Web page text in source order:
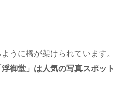
うに橋が架けられています。
御堂」は人気の写真スポット